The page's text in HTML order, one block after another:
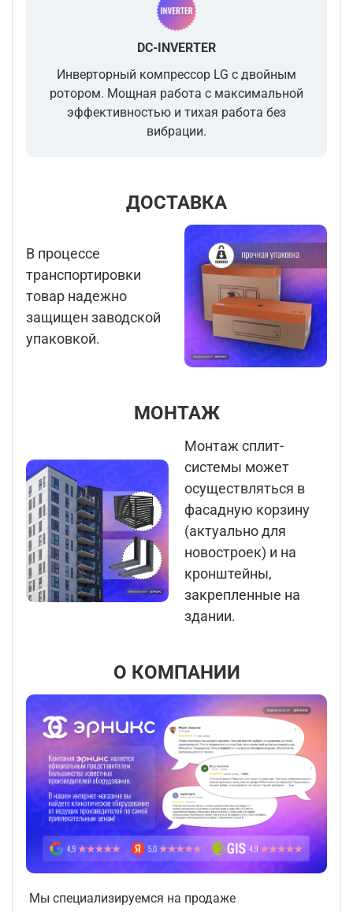
DC-INVERTER
Инверторный компрессор LG с двойным
ротором. Мощная работа с максимальной
эффективностью и тихая работа без
вибрации.
ДОСТАВКА
В процессе
транспортировки
товар надежно
защищен заводской
упаковкой.
МОНТАЖ
Монтаж сплит-
системы может
осуществляться в
фасадную корзину
(актуально для
новостроек) и на
кронштейны,
закрепленные на
здании.
О КОМПАНИИ
Мы специализируемся на продаже